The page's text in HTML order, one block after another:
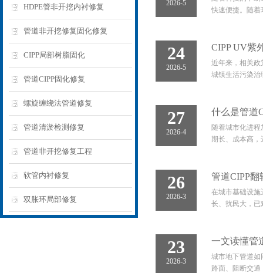
HDPE管非开挖内衬修复
管道非开挖修复固化修复
CIPP局部树脂固化
管道CIPP固化修复
螺旋缠绕法管道修复
管道清淤检测修复
管道非开挖修复工程
软管内衬修复
双胀环局部修复
2026-5
快速便捷。随着
24
2026-5
CIPP UV紫
近年来，相关政
城镇生活污染治
27
2026-4
什么是管道
随着城市化进
期长、成本高，
26
2026-3
管道CIPP
在城市基础设施
长、扰民大，已
23
2026-3
一文读懂管
城市地下管道如
路面、阻断交